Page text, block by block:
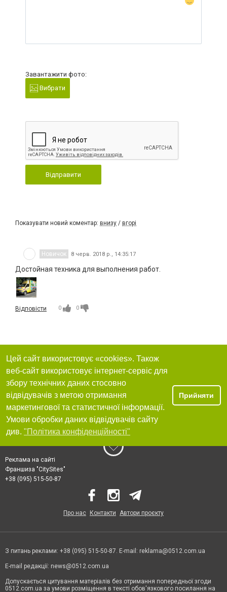
Завантажити фото:
Вибрати
Відправити
Показувати новий коментар: внизу / вгорі
Новичок 8 черв. 2018 р., 14:35:17
Достойная техника для выполнения работ.
Відповісти 0 0
Цей сайт використовує «cookies». Також
веб-сайт використовує інтернет-сервіс для
збору технічних даних стосовно
відвідувачів з метою отримання
маркетингової та статистичної інформації.
Умови обробки даних відвідувачів сайту
див. "Політика конфіденційності"
Прийняти
Реклама на сайті
Франшиза "CitySites"
+38 (095) 515-50-87
Про нас Контакти Автори проєкту
З питань реклами: +38 (095) 515-50-87. E-mail: reklama@0512.com.ua
E-mail редакції: news@0512.com.ua
Допускається цитування матеріалів без отримання попередньої згоди
0512.com.ua за умови розміщення в тексті обов'язкового посилання на